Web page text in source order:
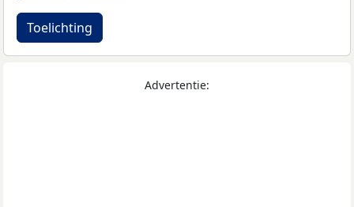
Toelichting
Advertentie: